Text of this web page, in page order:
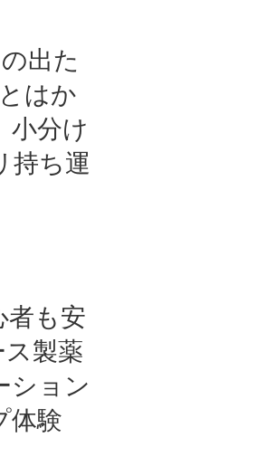
出た
はか
分け
持ち運
者も安
製薬
ション
体験